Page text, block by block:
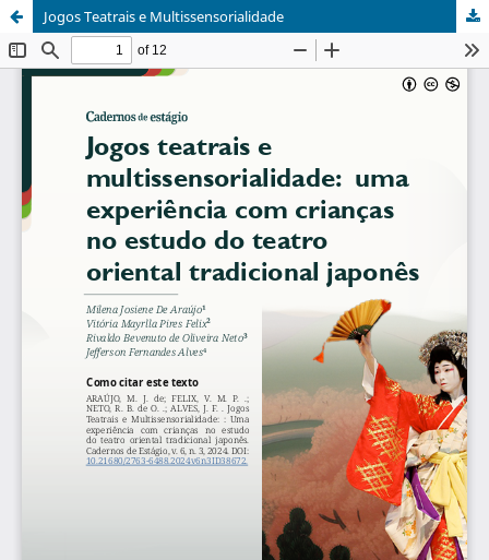
Jogos Teatrais e Multissensorialidade